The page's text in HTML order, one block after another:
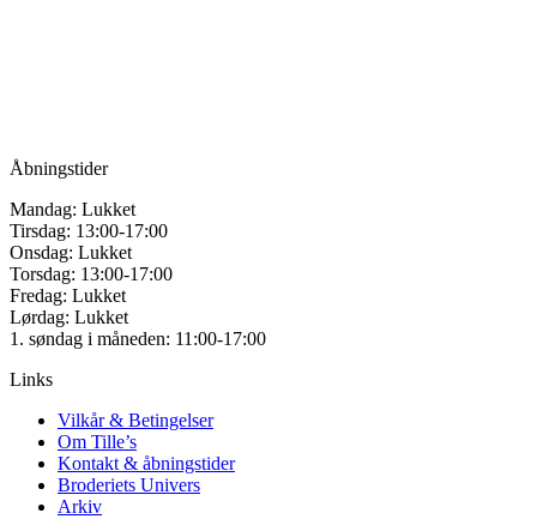
Åbningstider
Mandag: Lukket
Tirsdag: 13:00-17:00
Onsdag: Lukket
Torsdag: 13:00-17:00
Fredag: Lukket
Lørdag: Lukket
1. søndag i måneden: 11:00-17:00
Links
Vilkår & Betingelser
Om Tille’s
Kontakt & åbningstider
Broderiets Univers
Arkiv